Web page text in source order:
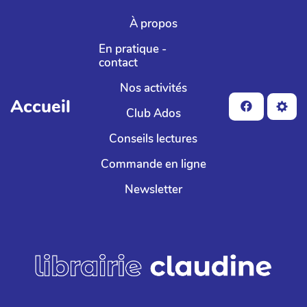
Aller au contenu principal
Accueil
À propos
En pratique -
contact
Nos activités
Club Ados
Conseils lectures
Commande en ligne
Newsletter